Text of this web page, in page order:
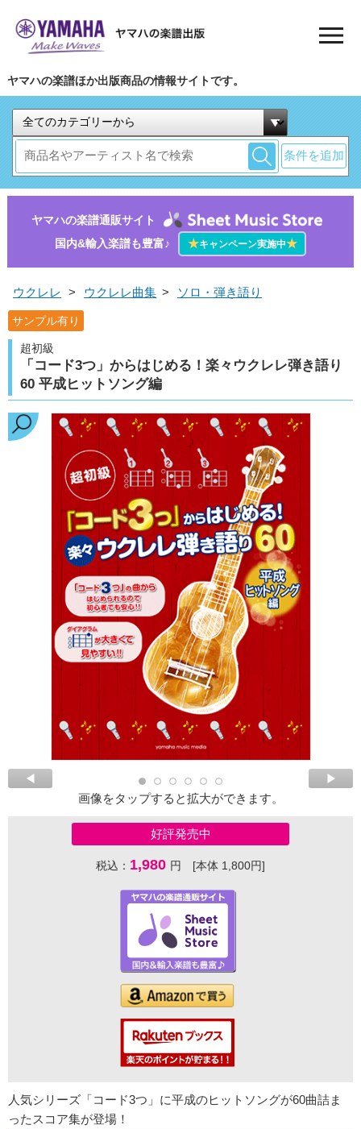
ヤマハの楽譜ほか出版商品の情報サイトです。
条件を追加
ヤマハの楽譜通販サイト
国内&輸入楽譜も豊富♪
★キャンペーン実施中★
ウクレレ > ウクレレ曲集 > ソロ・弾き語り
サンプル有り
超初級
「コード3つ」からはじめる！楽々ウクレレ弾き語り
60 平成ヒットソング編
画像をタップすると拡大ができます。
好評発売中
税込： 1,980 円 [本体 1,800円]
人気シリーズ「コード3つ」に平成のヒットソングが60曲詰ま
ったスコア集が登場！